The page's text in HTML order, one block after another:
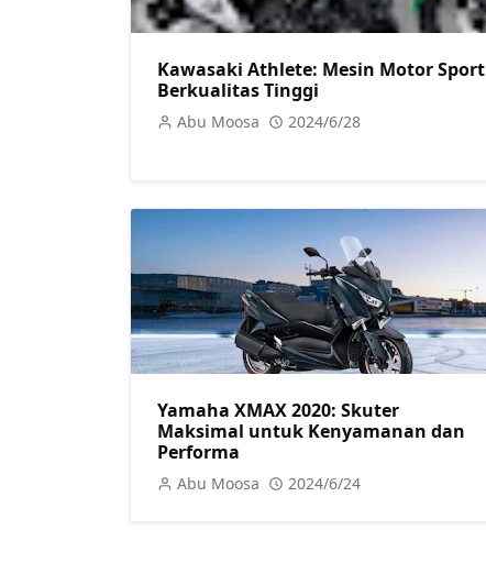
Kawasaki Athlete: Mesin Motor Sport
Berkualitas Tinggi
Abu Moosa 2024/6/28
Yamaha XMAX 2020: Skuter
Maksimal untuk Kenyamanan dan
Performa
Abu Moosa 2024/6/24